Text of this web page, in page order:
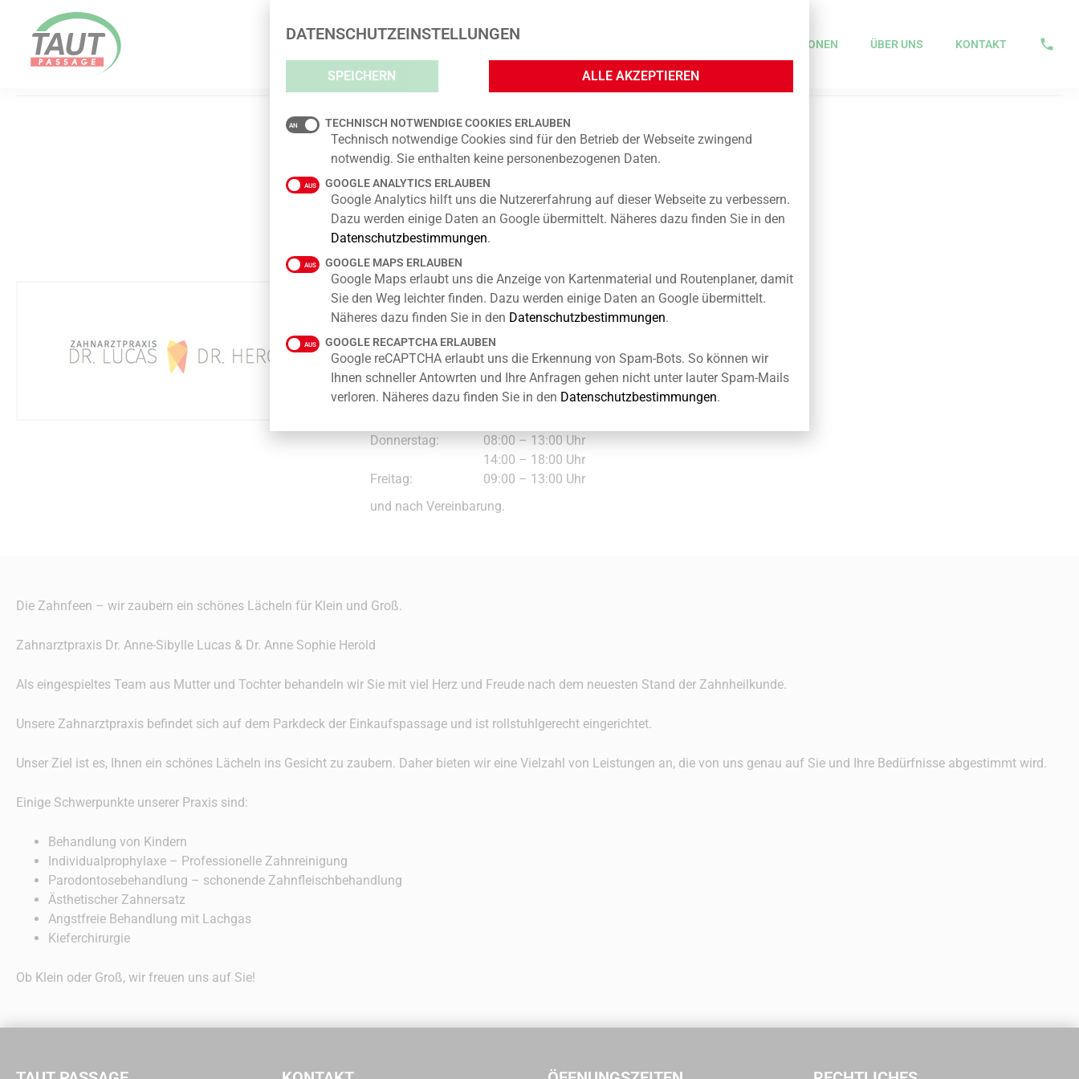
HOME AKTUELLES IMPRESSIONEN ÜBER UNS KONTAKT
ZAHNARZTPRAXIS FR. DR. LUCAS, FR. DR. HEROLD
ZAHNARZTPRAXIS FR. DR. LUCAS, FR. DR. HEROLD
KONTAKT
Telefon: 030 67 29 017
E-Mail: praxis@zahnfeen.com
Web: www.zahnfeen.com
ÖFFNUNGSZEITEN
Montag:
08:00 – 13:00 Uhr
14:00 – 18:00 Uhr
Dienstag
09:00 – 13:00 Uhr
14:00 – 19:00 Uhr
Mittwoch:
09:00 – 13:00 Uhr
Donnerstag:
08:00 – 13:00 Uhr
14:00 – 18:00 Uhr
Freitag:
09:00 – 13:00 Uhr
und nach Vereinbarung.
Die Zahnfeen – wir zaubern ein schönes Lächeln für Klein und Groß.
Zahnarztpraxis Dr. Anne-Sibylle Lucas & Dr. Anne Sophie Herold
Als eingespieltes Team aus Mutter und Tochter behandeln wir Sie mit viel Herz und Freude nach dem neuesten Stand der Zahnheilkunde.
Unsere Zahnarztpraxis befindet sich auf dem Parkdeck der Einkaufspassage und ist rollstuhlgerecht eingerichtet.
Unser Ziel ist es, Ihnen ein schönes Lächeln ins Gesicht zu zaubern. Daher bieten wir eine Vielzahl von Leistungen an, die von uns genau auf Sie und Ihre Bedürfnisse abgestimmt wird.
Einige Schwerpunkte unserer Praxis sind:
Behandlung von Kindern
Individualprophylaxe – Professionelle Zahnreinigung
Parodontosebehandlung – schonende Zahnfleischbehandlung
Ästhetischer Zahnersatz
Angstfreie Behandlung mit Lachgas
Kieferchirurgie
Ob Klein oder Groß, wir freuen uns auf Sie!
DATENSCHUTZEINSTELLUNGEN
TECHNISCH NOTWENDIGE COOKIES ERLAUBEN
Technisch notwendige Cookies sind für den Betrieb der Webseite zwingend
notwendig. Sie enthalten keine personenbezogenen Daten.
GOOGLE ANALYTICS ERLAUBEN
Google Analytics hilft uns die Nutzererfahrung auf dieser Webseite zu verbessern.
Dazu werden einige Daten an Google übermittelt. Näheres dazu finden Sie in den
Datenschutzbestimmungen.
GOOGLE MAPS ERLAUBEN
Google Maps erlaubt uns die Anzeige von Kartenmaterial und Routenplaner, damit
Sie den Weg leichter finden. Dazu werden einige Daten an Google übermittelt.
Näheres dazu finden Sie in den Datenschutzbestimmungen.
GOOGLE RECAPTCHA ERLAUBEN
Google reCAPTCHA erlaubt uns die Erkennung von Spam-Bots. So können wir
Ihnen schneller Antowrten und Ihre Anfragen gehen nicht unter lauter Spam-Mails
verloren. Näheres dazu finden Sie in den Datenschutzbestimmungen.
SPEICHERN ALLE AKZEPTIEREN